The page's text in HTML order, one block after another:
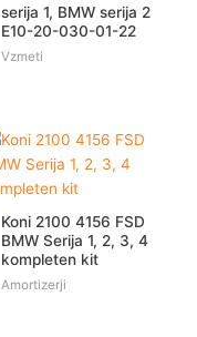
serija 1, BMW serija 2
E10-20-030-01-22
Vzmeti
Koni 2100 4156 FSD
BMW Serija 1, 2, 3, 4
kompleten kit
Amortizerji